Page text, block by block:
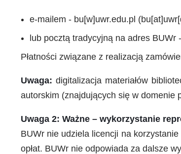
e-mailem - bu[w]uwr.edu.pl
lub pocztą tradycyjną na adres BUWr
Płatności związane z realizacją
Uwaga: digitalizacja materiałów
autorskim (znajdujących się w domenie
Uwaga 2: Ważne – wykorzystanie
BUWr nie udziela licencji na
opłat. BUWr nie odpowiada za dalsze